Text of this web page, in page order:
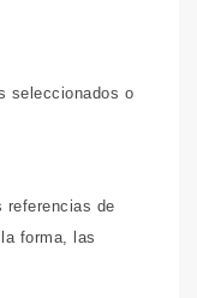
seleccionados o
referencias de
forma, las